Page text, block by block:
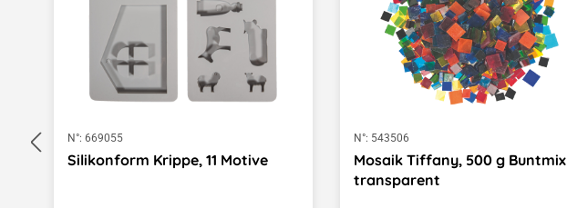
N°: 669055
Silikonform Krippe, 11 Motive
N°: 543506
Mosaik Tiffany, 500 g Buntmix
transparent